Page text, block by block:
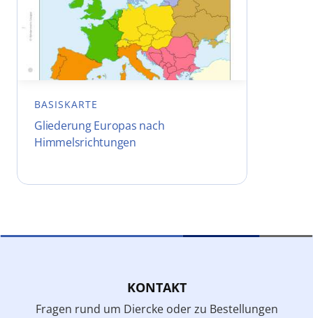
BASISKARTE
Gliederung Europas nach
Himmelsrichtungen
KONTAKT
Fragen rund um Diercke oder zu Bestellungen